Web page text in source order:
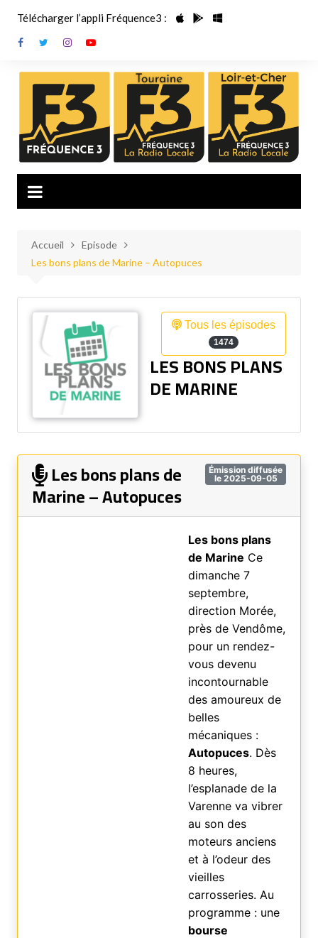
contenu
Télécharger l’appli Fréquence3 :
Accueil
Episode
Les bons plans de Marine – Autopuces
Tous les épisodes
1474
LES BONS PLANS
DE MARINE
Émission diffusée
le 2025-09-05
Les bons plans de
Marine – Autopuces
Les bons plans
de Marine Ce
dimanche 7
septembre,
direction Morée,
près de Vendôme,
pour un rendez-
vous devenu
incontournable
des amoureux de
belles
mécaniques :
Autopuces. Dès
8 heures,
l’esplanade de la
Varenne va vibrer
au son des
moteurs anciens
et à l’odeur des
vieilles
carrosseries. Au
programme : une
bourse